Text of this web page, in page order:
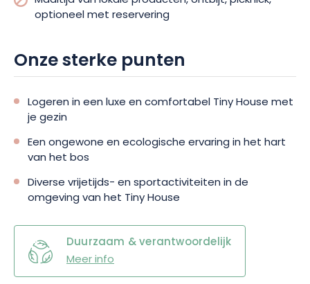
optioneel met reservering
Onze sterke punten
Logeren in een luxe en comfortabel Tiny House met
je gezin
Een ongewone en ecologische ervaring in het hart
van het bos
Diverse vrijetijds- en sportactiviteiten in de
omgeving van het Tiny House
Duurzaam & verantwoordelijk
Meer info